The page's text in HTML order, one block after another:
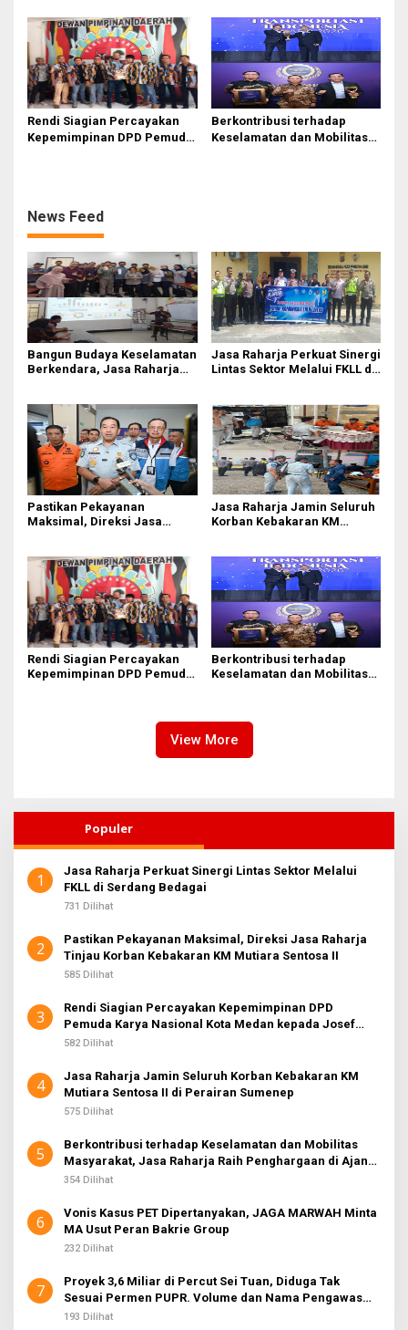
Kebakaran KM Mutiara
Sentosa II
Perairan Sumenep
Rendi Siagian Percayakan
Kepemimpinan DPD Pemuda
Berkontribusi terhadap
Keselamatan dan Mobilitas
News Feed
Bangun Budaya Keselamatan
Berkendara, Jasa Raharja
Jasa Raharja Perkuat Sinergi
Lintas Sektor Melalui FKLL di
Pastikan Pekayanan
Maksimal, Direksi Jasa
Sentosa II
Jasa Raharja Jamin Seluruh
Korban Kebakaran KM
Rendi Siagian Percayakan
Kepemimpinan DPD Pemuda
Berkontribusi terhadap
Keselamatan dan Mobilitas
Awards 2026
View More
Populer
1
Jasa Raharja Perkuat Sinergi Lintas Sektor Melalui
FKLL di Serdang Bedagai
731 Dilihat
2
Pastikan Pekayanan Maksimal, Direksi Jasa Raharja
Tinjau Korban Kebakaran KM Mutiara Sentosa II
585 Dilihat
3
Rendi Siagian Percayakan Kepemimpinan DPD
Pemuda Karya Nasional Kota Medan kepada Josef
Sembiring
582 Dilihat
4
Jasa Raharja Jamin Seluruh Korban Kebakaran KM
Mutiara Sentosa II di Perairan Sumenep
575 Dilihat
5
Berkontribusi terhadap Keselamatan dan Mobilitas
Masyarakat, Jasa Raharja Raih Penghargaan di Ajang
Transportasi Indonesia Awards 2026
354 Dilihat
6
Vonis Kasus PET Dipertanyakan, JAGA MARWAH Minta
MA Usut Peran Bakrie Group
232 Dilihat
7
Proyek 3,6 Miliar di Percut Sei Tuan, Diduga Tak
Sesuai Permen PUPR. Volume dan Nama Pengawas
Tidak Tercantum di Papan Informasi
193 Dilihat